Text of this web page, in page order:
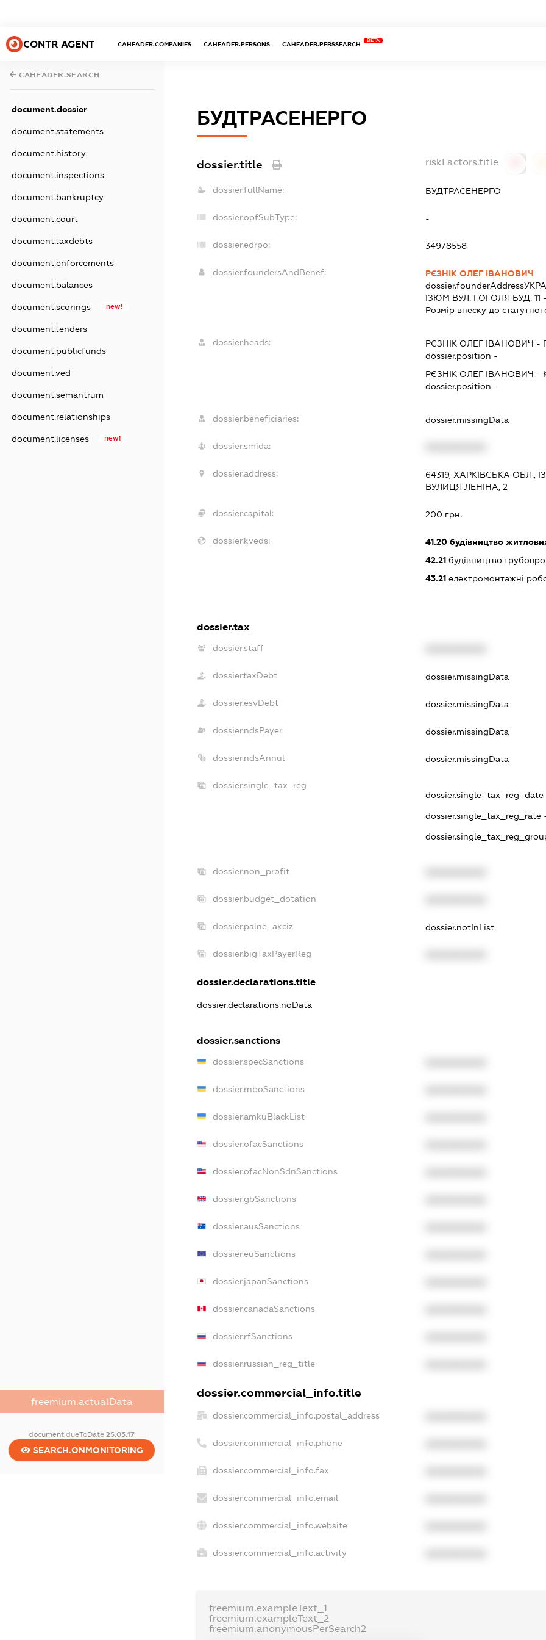
CONTR AGENT CAHEADER.COMPANIES CAHEADER.PERSONS CAHEADER.PERSSEARCH
BETA
CAHEADER.SEARCH
document.dossier
document.statements
document.history
document.inspections
document.bankruptcy
document.court
document.taxdebts
document.enforcements
document.balances
document.scorings new!
document.tenders
document.publicfunds
document.ved
document.semantrum
document.relationships
document.licenses new!
freemium.actualData
document.dueToDate25.03.17
SEARCH.ONMONITORING
БУДТРАСЕНЕРГО
dossier.title riskFactors.title
dossier.fullName: БУДТРАСЕНЕРГО
dossier.opfSubType: -
dossier.edrpo: 34978558
dossier.foundersAndBenef:
РЄЗНІК ОЛЕГ ІВАНОВИЧ
dossier.founderAddress
ІЗЮМ ВУЛ. ГОГОЛЯ БУД. 11
Розмір внеску до
dossier.heads: РЄЗНІК ОЛЕГ ІВАНОВИЧ -
dossier.position -
РЄЗНІК ОЛЕГ ІВАНОВИЧ -
dossier.position -
dossier.beneficiaries: dossier.missingData
dossier.smida:
dossier.address:
64319, ХАРКІВСЬКА ОБЛ.,
ВУЛИЦЯ ЛЕНІНА, 2
dossier.capital: 200 грн.
dossier.kveds: 41.20будівництво
42.21будівництво
43.21електромонтажні
dossier.tax
dossier.staff
dossier.taxDebt dossier.missingData
dossier.esvDebt dossier.missingData
dossier.ndsPayer dossier.missingData
dossier.ndsAnnul dossier.missingData
dossier.single_tax_reg
dossier.single_tax_reg_date -
dossier.single_tax_reg_rate
dossier.non_profit
dossier.budget_dotation
dossier.palne_akciz dossier.notInList
dossier.bigTaxPayerReg
dossier.declarations.title
dossier.declarations.noData
dossier.sanctions
dossier.specSanctions
dossier.rnboSanctions
dossier.amkuBlackList
dossier.ofacSanctions
dossier.ofacNonSdnSanctions
dossier.gbSanctions
dossier.ausSanctions
dossier.euSanctions
dossier.japanSanctions
dossier.canadaSanctions
dossier.rfSanctions
dossier.russian_reg_title
dossier.commercial_info.title
dossier.commercial_info.postal_address
dossier.commercial_info.phone
dossier.commercial_info.fax
dossier.commercial_info.email
dossier.commercial_info.website
dossier.commercial_info.activity
freemium.exampleText_1
freemium.exampleText_2
freemium.anonymousPerSearch2